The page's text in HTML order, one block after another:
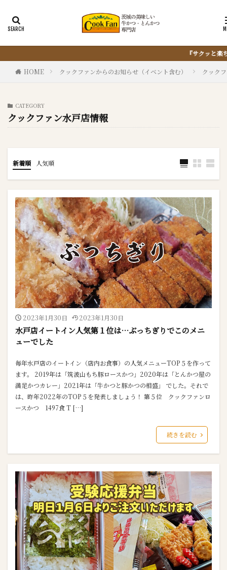
『サクッと楽ちん冷凍とんかつ』は、仕込まない・揚げない・油
HOME クックファンからのお知らせ（イベント含む） クック
CATEGORY
クックファン水戸店情報
新着順 人気順
2023年1月30日 2023年1月30日
水戸店イートイン人気第１位は…ぶっちぎりでこのメニ
ューでした
毎年水戸店のイートイン（店内お食事）の人気メニューTOP５を作って
ます。 2019年は「筑波山もち豚ロースかつ」2020年は「とんかつ屋の
満足かつカレー」2021年は「牛かつと豚かつの相盛」 でした。それで
は、昨年2022年のTOP５を発表しましょう！ 第５位 クックファンロ
ースかつ 1497食 T […]
続きを読む